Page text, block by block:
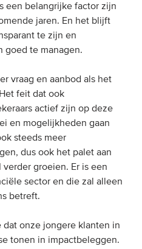
een belangrijke factor zijn
jaren. En het blijft
te zijn en
goed te managen.
vraag en aanbod als het
feit dat ook
actief zijn op deze
en mogelijkheden gaan
steeds meer
dus ook het palet aan
verder groeien. Er is een
sector en die zal alleen
betreft.
dat onze jongere klanten in
tonen in impactbeleggen.